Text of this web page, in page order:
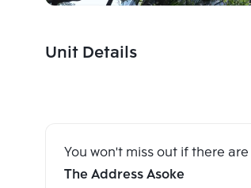
Unit Details
You won't miss out if there
The Address Asoke